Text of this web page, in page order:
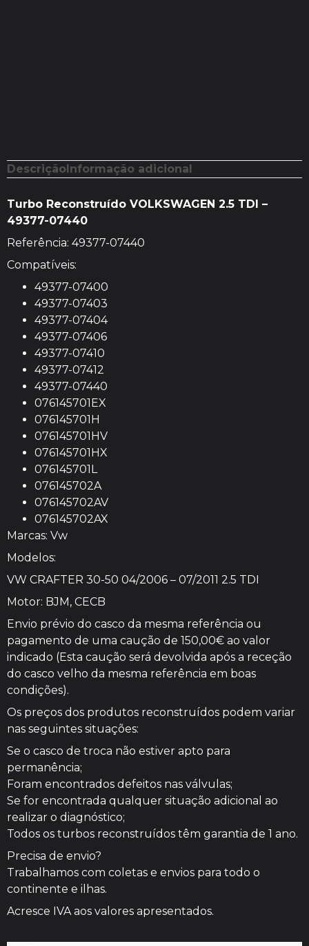
Descrição Informação adicional
Turbo Reconstruído VOLKSWAGEN 2.5 TDI –
49377-07440
Referência: 49377-07440
Compatíveis:
49377-07400
49377-07403
49377-07404
49377-07406
49377-07410
49377-07412
49377-07440
076145701EX
076145701H
076145701HV
076145701HX
076145701L
076145702A
076145702AV
076145702AX
Marcas: Vw
Modelos:
VW CRAFTER 30-50 04/2006 – 07/2011 2.5 TDI
Motor: BJM, CECB
Envio prévio do casco da mesma referência ou
pagamento de uma caução de 150,00€ ao valor
indicado (Esta caução será devolvida após a receção
do casco velho da mesma referência em boas
condições).
Os preços dos produtos reconstruídos podem variar
nas seguintes situações:
Se o casco de troca não estiver apto para
permanência;
Foram encontrados defeitos nas válvulas;
Se for encontrada qualquer situação adicional ao
realizar o diagnóstico;
Todos os turbos reconstruídos têm garantia de 1 ano.
Precisa de envio?
Trabalhamos com coletas e envios para todo o
continente e ilhas.
Acresce IVA aos valores apresentados.